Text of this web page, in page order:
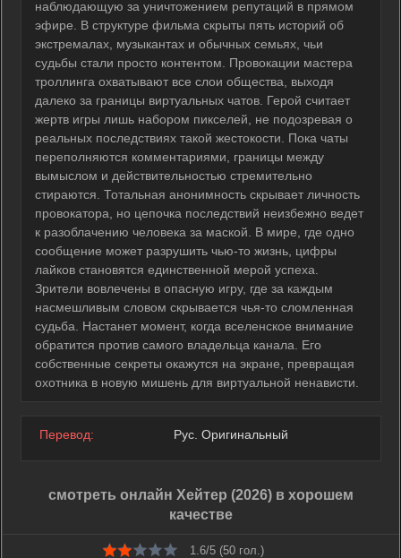
наблюдающую за уничтожением репутаций в прямом
эфире. В структуре фильма скрыты пять историй об
экстремалах, музыкантах и обычных семьях, чьи
судьбы стали просто контентом. Провокации мастера
троллинга охватывают все слои общества, выходя
далеко за границы виртуальных чатов. Герой считает
жертв игры лишь набором пикселей, не подозревая о
реальных последствиях такой жестокости. Пока чаты
переполняются комментариями, границы между
вымыслом и действительностью стремительно
стираются. Тотальная анонимность скрывает личность
провокатора, но цепочка последствий неизбежно ведет
к разоблачению человека за маской. В мире, где одно
сообщение может разрушить чью-то жизнь, цифры
лайков становятся единственной мерой успеха.
Зрители вовлечены в опасную игру, где за каждым
насмешливым словом скрывается чья-то сломленная
судьба. Настанет момент, когда вселенское внимание
обратится против самого владельца канала. Его
собственные секреты окажутся на экране, превращая
охотника в новую мишень для виртуальной ненависти.
Перевод: Рус. Оригинальный
смотреть онлайн Хейтер (2026) в хорошем
качестве
1.6/5 (50 гол.)